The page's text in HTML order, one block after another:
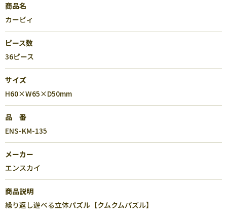
商品名
カービィ
ピース数
36ピース
サイズ
H60×W65×D50mm
品 番
ENS-KM-135
メーカー
エンスカイ
商品説明
繰り返し遊べる立体パズル【クムクムパズル】